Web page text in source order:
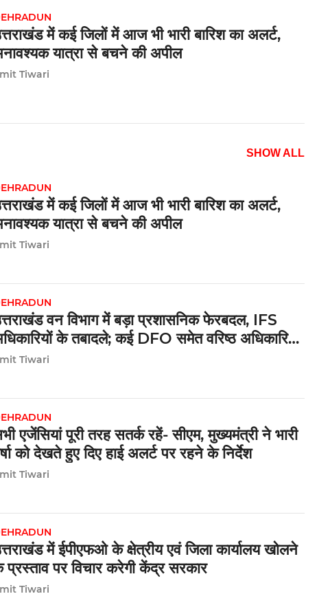
में कई जिलों में आज भी भारी बारिश का अलर्ट,
यात्रा से बचने की अपील
Tiwari
SHOW ALL
में कई जिलों में आज भी भारी बारिश का अलर्ट,
यात्रा से बचने की अपील
Tiwari
वन विभाग में बड़ा प्रशासनिक फेरबदल, IFS
के तबादले; कई DFO समेत वरिष्ठ अधिकारियों
नई जिम्मेदारी
Tiwari
एजेंसियां पूरी तरह सतर्क रहें- सीएम, मुख्यमंत्री ने भारी
को देखते हुए दिए हाई अलर्ट पर रहने के निर्देश
Tiwari
में ईपीएफओ के क्षेत्रीय एवं जिला कार्यालय खोलने
प्रस्ताव पर विचार करेगी केंद्र सरकार
Tiwari